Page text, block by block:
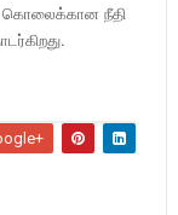
கொலைக்கான நீதி